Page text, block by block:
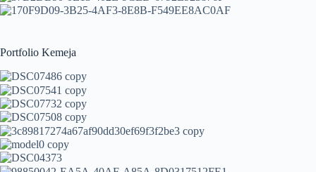
Portfolio Kemeja